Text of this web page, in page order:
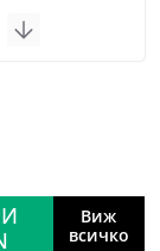
Виж
всичко